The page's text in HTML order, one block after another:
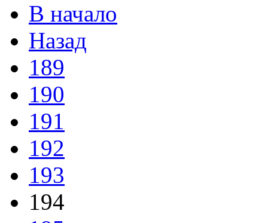
В начало
Назад
189
190
191
192
193
194